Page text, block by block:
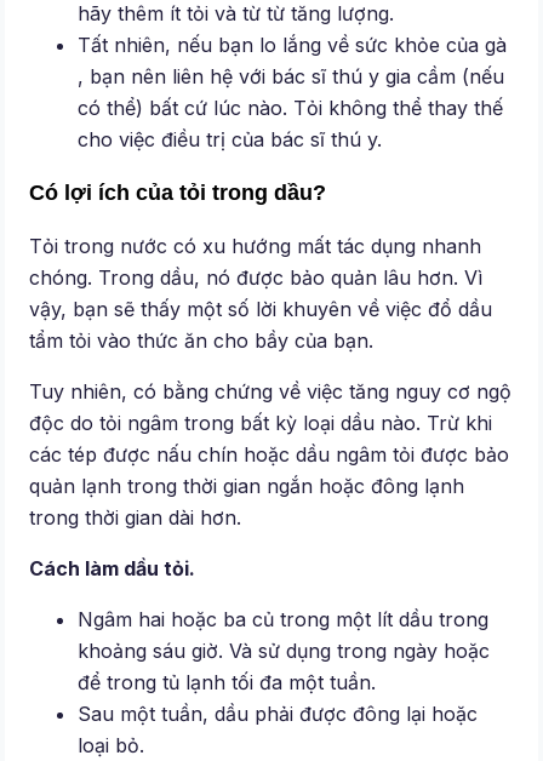
hãy thêm ít tỏi và từ từ tăng lượng.
Tất nhiên, nếu bạn lo lắng về sức khỏe của gà
, bạn nên liên hệ với bác sĩ thú y gia cầm (nếu
có thể) bất cứ lúc nào. Tỏi không thể thay thế
cho việc điều trị của bác sĩ thú y.
Có lợi ích của tỏi trong dầu?
Tỏi trong nước có xu hướng mất tác dụng nhanh
chóng. Trong dầu, nó được bảo quản lâu hơn. Vì
vậy, bạn sẽ thấy một số lời khuyên về việc đổ dầu
tẩm tỏi vào thức ăn cho bầy của bạn.
Tuy nhiên, có bằng chứng về việc tăng nguy cơ ngộ
độc do tỏi ngâm trong bất kỳ loại dầu nào. Trừ khi
các tép được nấu chín hoặc dầu ngâm tỏi được bảo
quản lạnh trong thời gian ngắn hoặc đông lạnh
trong thời gian dài hơn.
Cách làm dầu tỏi.
Ngâm hai hoặc ba củ trong một lít dầu trong
khoảng sáu giờ. Và sử dụng trong ngày hoặc
để trong tủ lạnh tối đa một tuần.
Sau một tuần, dầu phải được đông lại hoặc
loại bỏ.